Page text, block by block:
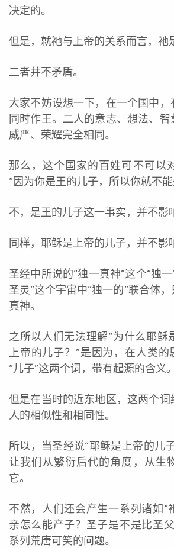
决定的。
但是，就祂与上帝的关系而言，祂
二者并不矛盾。
大家不妨设想一下，在一个国中，
同时作王。二人的意志、想法、智
威严、荣耀完全相同。
那么，这个国家的百姓可不可以
“因为你是王的儿子，所以你就不
不，是王的儿子这一事实，并不影
同样，耶稣是上帝的儿子，并不影
圣经中所说的“独一真神”这个“独一
圣灵”这个宇宙中“独一的”联合体
真神。
之所以人们无法理解“为什么耶稣
上帝的儿子？”是因为，在人类的
“儿子”这两个词，带有起源的含义。
但是在当时的近东地区，这两个
人的相似性和相同性。
所以，当圣经说“耶稣是上帝的儿
让我们从繁衍后代的角度，从生
它。
不然，人们还会产生一系列诸如“
亲怎么能产子？圣子是不是比圣
系列荒唐可笑的问题。